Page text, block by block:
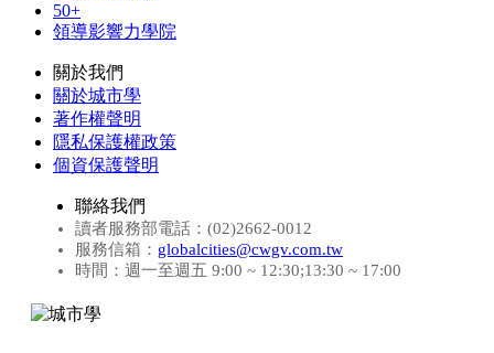
50+
領導影響力學院
關於我們
關於城市學
著作權聲明
隱私保護權政策
個資保護聲明
聯絡我們
讀者服務部電話：(02)2662-0012
服務信箱： globalcities@cwgv.com.tw
時間：週一至週五 9:00 ~ 12:30;13:30 ~ 17:00